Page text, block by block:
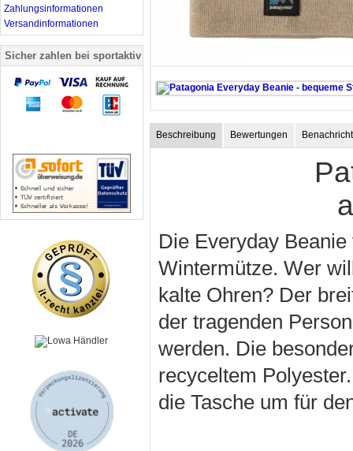
Beschreibung Bewertungen
Die Everyday
Wintermütze. Wer
kalte Ohren? Der
der tragenden
werden. Die
recyceltem
die Tasche um für
Zahlungsinformationen
Versandinformationen
Sicher zahlen bei sportaktiv